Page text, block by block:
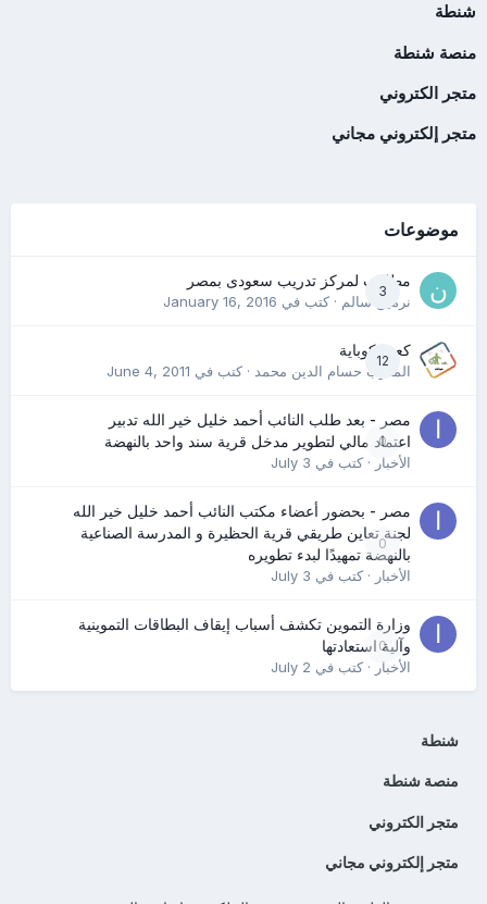
شنطة
منصة شنطة
متجر الكتروني
متجر إلكتروني مجاني
موضوعات
3
مطلوب لمركز تدريب سعودى بمصر
نرمين سالم· كتب في January 16, 2016
12
كعب كوباية
المدرب حسام الدين محمد· كتب في June 4, 2011
0
مصر - بعد طلب النائب أحمد خليل خير الله تدبير
اعتماد مالي لتطوير مدخل قرية سند واحد بالنهضة
الأخبار· كتب في July 3
0
مصر - بحضور أعضاء مكتب النائب أحمد خليل خير الله
لجنة تعاين طريقي قرية الحظيرة و المدرسة الصناعية
بالنهضة تمهيدًا لبدء تطويره
الأخبار· كتب في July 3
0
وزارة التموين تكشف أسباب إيقاف البطاقات التموينية
وآلية استعادتها
الأخبار· كتب في July 2
شنطة
منصة شنطة
متجر الكتروني
متجر إلكتروني مجاني